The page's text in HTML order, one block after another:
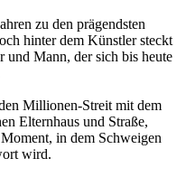
zu den prägendsten
hinter dem Künstler steckt
und Mann, der sich bis heute
Millionen-Streit mit dem
Elternhaus und Straße,
in dem Schweigen
wird.